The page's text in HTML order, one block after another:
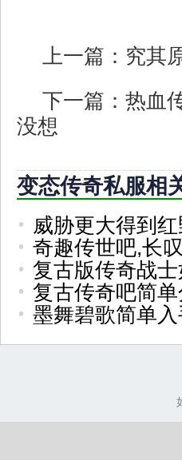
上一篇： 究其
下一篇： 热血
没想
变态传奇私服相
威胁更大得到
奇趣传世吧,长
复古版传奇战
复古传奇吧简
墨舞碧歌简单